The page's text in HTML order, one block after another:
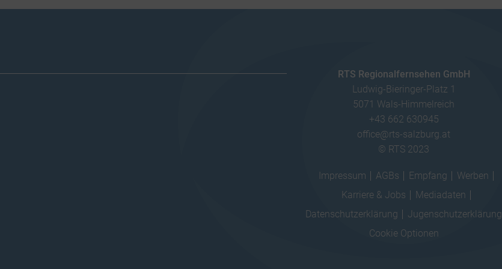
RTS Regionalfernsehen GmbH
Ludwig-Bieringer-Platz 1
5071 Wals-Himmelreich
+43 662 630945
office@rts-salzburg.at
© RTS 2023
Impressum AGBs Empfang
Werben
Karriere & Jobs
Mediadaten
Datenschutzerklärung
Jugenschutzerklärung
Cookie Optionen